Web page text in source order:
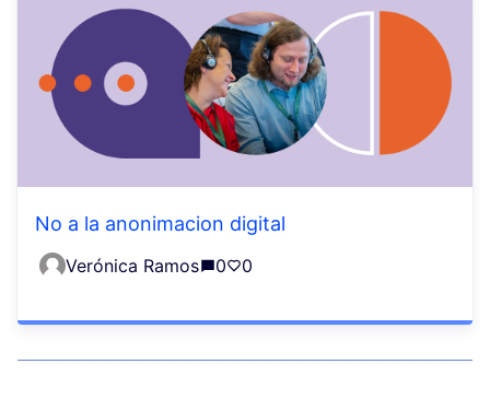
No a la anonimacion digital
Verónica Ramos 0 0